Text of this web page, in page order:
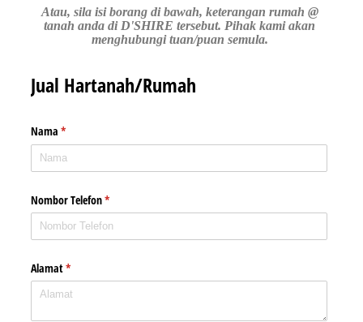
Atau, sila isi borang di bawah, keterangan rumah @
tanah anda di D'SHIRE tersebut. Pihak kami akan
menghubungi tuan/puan semula.